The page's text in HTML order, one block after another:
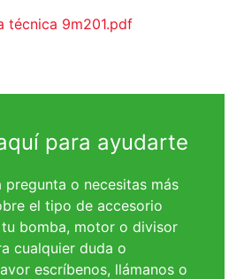
técnica 9m201.pdf
para ayudarte
pregunta o necesitas más
el tipo de accesorio
bomba, motor o divisor
cualquier duda o
escríbenos, llámanos o